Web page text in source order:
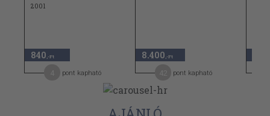
2001
840 ,-Ft
pont kapható
8.400 ,-Ft
pont kapható